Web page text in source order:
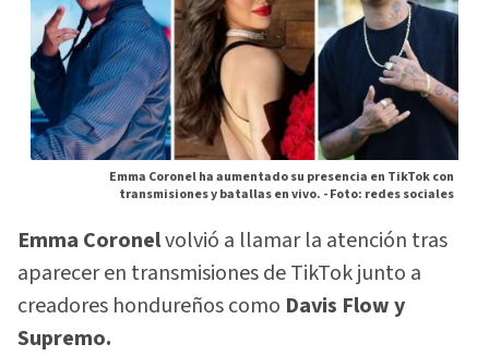
Emma Coronel ha aumentado su presencia en TikTok con
transmisiones y batallas en vivo. -Foto: redes sociales
Emma Coronelvolvió a llamar la atención tras
aparecer en transmisiones de TikTok junto a
creadores hondureños como Davis Flow y
Supremo.